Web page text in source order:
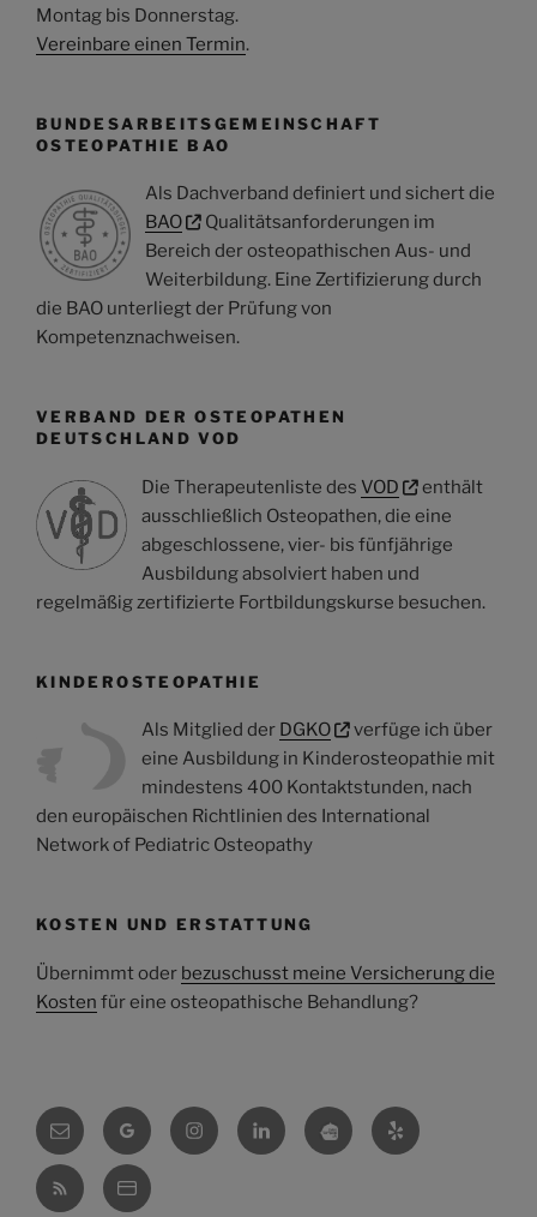
Montag bis Donnerstag.
Vereinbare einen Termin.
BUNDESARBEITSGEMEINSCHAFT
OSTEOPATHIE BAO
Als Dachverband definiert und sichert die
BAO
Qualitätsanforderungen im
Bereich der osteopathischen Aus- und
Weiterbildung. Eine Zertifizierung durch
die BAO unterliegt der Prüfung von
Kompetenznachweisen.
VERBAND DER OSTEOPATHEN
DEUTSCHLAND VOD
Die Therapeutenliste des VOD
enthält
ausschließlich Osteopathen, die eine
abgeschlossene, vier- bis fünfjährige
Ausbildung absolviert haben und
regelmäßig zertifizierte Fortbildungskurse besuchen.
KINDEROSTEOPATHIE
Als Mitglied der DGKO
verfüge ich über
eine Ausbildung in Kinderosteopathie mit
mindestens 400 Kontaktstunden, nach
den europäischen Richtlinien des International
Network of Pediatric Osteopathy
KOSTEN UND ERSTATTUNG
Übernimmt oder bezuschusst meine Versicherung die
Kosten für eine osteopathische Behandlung?
E-
Mail
Google InstagramLinkedinOsteokompass
Yelp
RSS VCF